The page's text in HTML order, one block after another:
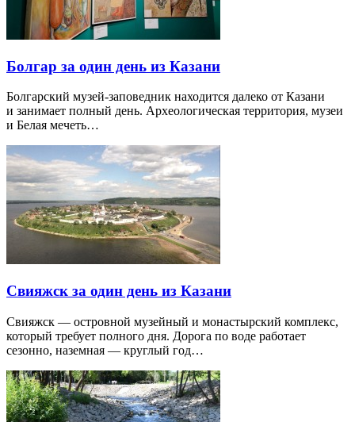
Болгар за один день из Казани
Болгарский музей-заповедник находится далеко от Казани
и занимает полный день. Археологическая территория, музеи
и Белая мечеть…
Свияжск за один день из Казани
Свияжск — островной музейный и монастырский комплекс,
который требует полного дня. Дорога по воде работает
сезонно, наземная — круглый год…